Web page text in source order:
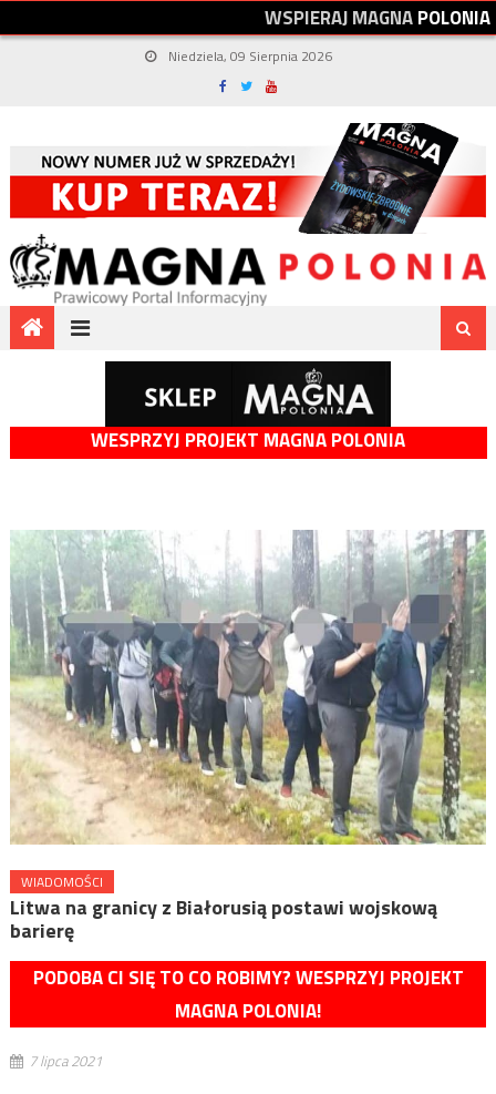
WSPIERAJMAGNAPOLONIA
Niedziela, 09 Sierpnia 2026
WESPRZYJ PROJEKT MAGNA POLONIA
WIADOMOŚCI
Litwa na granicy z Białorusią postawi wojskową
barierę
PODOBA CI SIĘ TO CO ROBIMY? WESPRZYJ PROJEKT
MAGNA POLONIA!
7 lipca 2021